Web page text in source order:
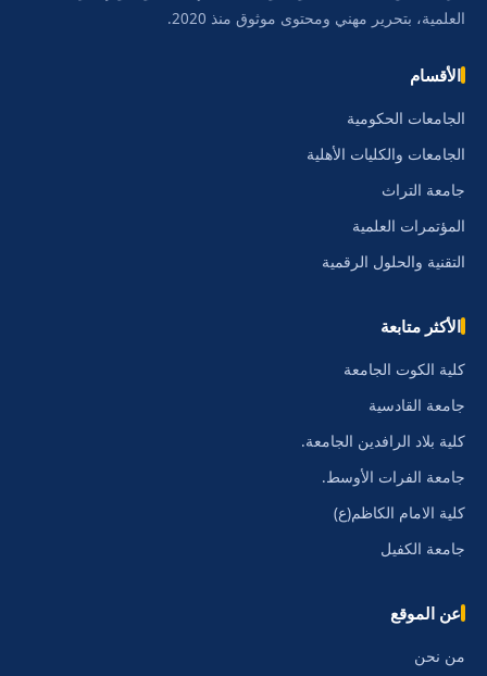
العلمية، بتحرير مهني ومحتوى موثوق منذ 2020.
الأقسام
الجامعات الحكومية
الجامعات والكليات الأهلية
جامعة التراث
المؤتمرات العلمية
التقنية والحلول الرقمية
الأكثر متابعة
كلية الكوت الجامعة
جامعة القادسية
كلية بلاد الرافدين الجامعة.
جامعة الفرات الأوسط.
كلية الامام الكاظم(ع)
جامعة الكفيل
عن الموقع
من نحن